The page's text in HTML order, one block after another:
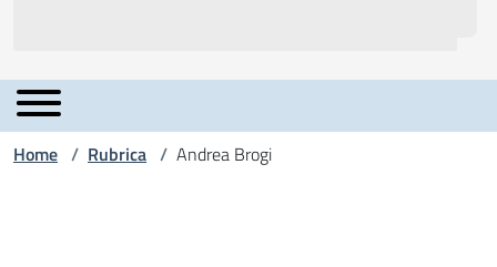
Home / Rubrica / Andrea Brogi